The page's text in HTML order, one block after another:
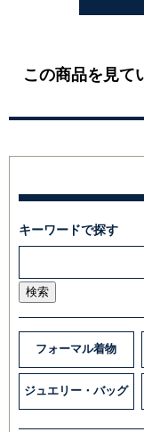
この商品を見て
キーワードで探す
検索
フォーマル着物
ジュエリー・バッグ